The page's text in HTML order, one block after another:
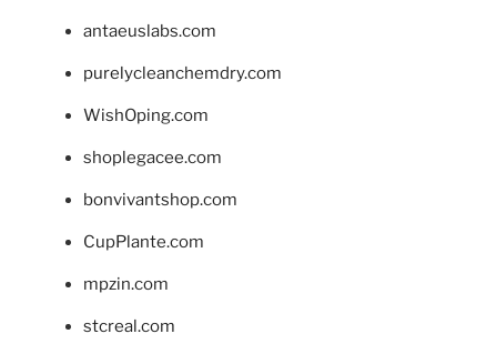
antaeuslabs.com
purelycleanchemdry.com
WishOping.com
shoplegacee.com
bonvivantshop.com
CupPlante.com
mpzin.com
stcreal.com